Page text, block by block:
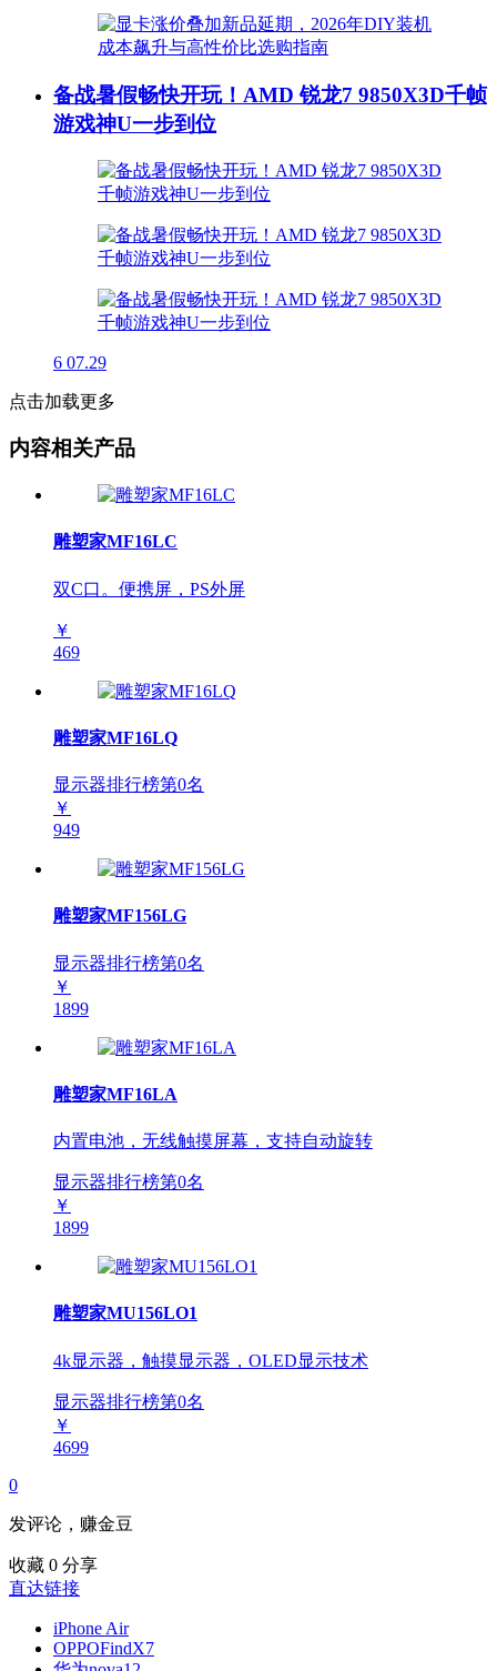
备战暑假畅快开玩！AMD 锐龙7 9850X3D千帧
游戏神U一步到位
6 07.29
点击加载更多
内容相关产品
雕塑家MF16LC
双C口。便携屏，PS外屏
￥
469
雕塑家MF16LQ
显示器排行榜第0名
￥
949
雕塑家MF156LG
显示器排行榜第0名
￥
1899
雕塑家MF16LA
内置电池，无线触摸屏幕，支持自动旋转
显示器排行榜第0名
￥
1899
雕塑家MU156LO1
4k显示器，触摸显示器，OLED显示技术
显示器排行榜第0名
￥
4699
0
发评论，赚金豆
收藏 0 分享
直达链接
iPhone Air
OPPOFindX7